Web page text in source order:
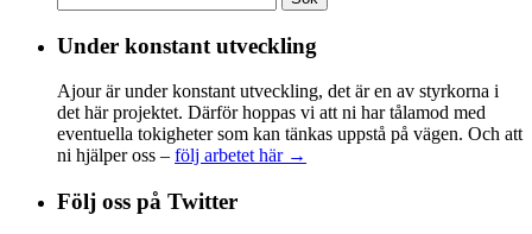
efter:
Under konstant utveckling
Ajour är under konstant utveckling, det är en av styrkorna i
det här projektet. Därför hoppas vi att ni har tålamod med
eventuella tokigheter som kan tänkas uppstå på vägen. Och att
ni hjälper oss – följ arbetet här →
Följ oss på Twitter